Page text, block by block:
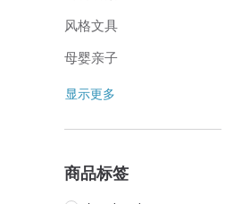
风格文具
母婴亲子
显示更多
商品标签